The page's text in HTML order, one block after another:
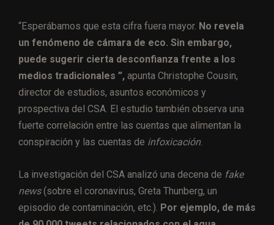
“Esperábamos que esta cifra fuera mayor. No revela
un fenómeno de cámara de eco. Sin embargo,
puede sugerir cierta desconfianza frente a los
medios tradicionales ”, apunta Christophe Cousin,
director de estudios, asuntos económicos y
prospectiva del CSA. El estudio también observa una
fuerte correlación entre las cuentas que alimentan la
conspiración y las cuentas de infoxicación.
La investigación del CSA analizó una decena de fake
news(sobre el coronavirus, Greta Thunberg, un
episodio de contaminación, etc.). Por ejemplo, de más